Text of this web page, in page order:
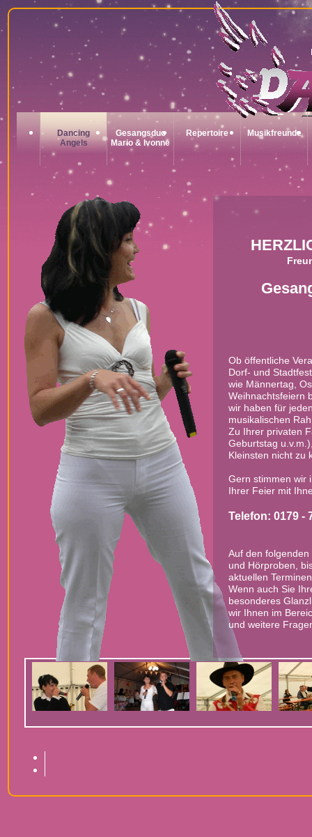
Dancing
Angels
Gesangsduo
Mario & Ivonne
Repertoire Musikfreunde
Ob öffentliche
Dorf- und
wie Männertag,
Weihnachtsfeiern
wir haben für
musikalischen
Zu Ihrer privaten
Geburtstag
Kleinsten nicht zu
Gern stimmen wir
Ihrer Feier mit
Telefon: 0179 -
Auf den
und Hörproben,
aktuellen
Wenn auch Sie
besonderes
wir Ihnen im
und weitere